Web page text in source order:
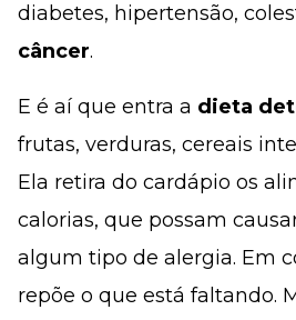
diabetes, hipertensão,
câncer.
E é aí que entra a dieta
frutas, verduras, cereais
Ela retira do cardápio os
calorias, que possam
algum tipo de alergia. Em
repõe o que está faltando.